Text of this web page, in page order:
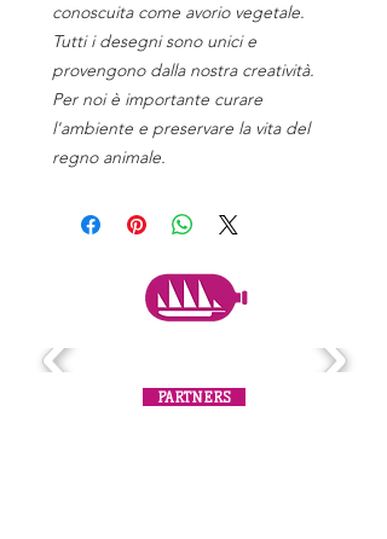
conoscuita come avorio vegetale.
Tutti i desegni sono unici e
provengono dalla nostra creatività.
Per noi è importante curare
l'ambiente e preservare la vita del
regno animale.
PARTNERS